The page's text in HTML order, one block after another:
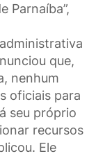
Parnaíba”,
que,
nenhum
oficiais para
seu próprio
recursos
Ele